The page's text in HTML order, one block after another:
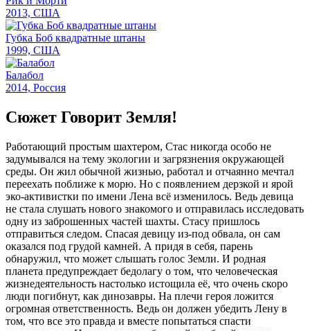
2013, США
Губка Боб квадратные штаны
1999, США
Балабол
2014, Россия
Сюжет Говорит Земля!
Работающий простым шахтером, Стас никогда особо не
задумывался на тему экологии и загрязнения окружающей
среды. Он жил обычной жизнью, работал и отчаянно мечтал
переехать поближе к морю. Но с появлением дерзкой и ярой
эко-активистки по имени Лена всё изменилось. Ведь девица
не стала слушать нового знакомого и отправилась исследовать
одну из заброшенных частей шахты. Стасу пришлось
отправиться следом. Спасая девицу из-под обвала, он сам
оказался под грудой камней. А придя в себя, парень
обнаружил, что может слышать голос Земли. И родная
планета предупреждает бедолагу о том, что человеческая
жизнедеятельность настолько истощила её, что очень скоро
люди погибнут, как динозавры. На плечи героя ложится
огромная ответственность. Ведь он должен убедить Лену в
том, что все это правда и вместе попытаться спасти